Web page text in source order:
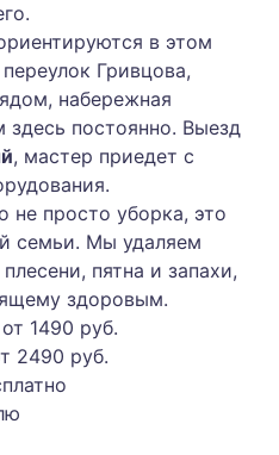
в этом
Гривцова,
набережная
постоянно. Выезд
, мастер приедет с
не просто уборка, это
семьи. Мы удаляем
пятна и запахи,
здоровым.
1490 руб.
2490 руб.